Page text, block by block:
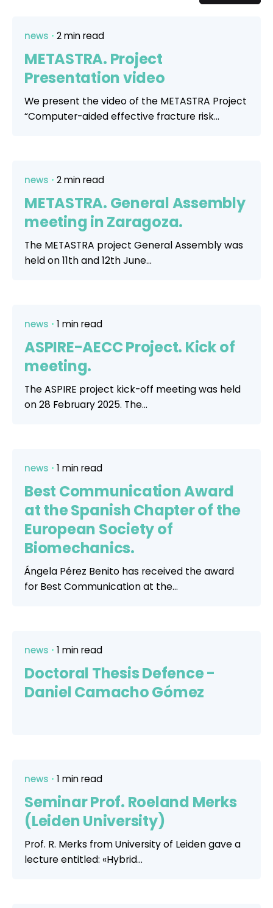
news 2 min read
METASTRA. Project
Presentation video
We present the video of the METASTRA Project
“Computer-aided effective fracture risk...
news 2 min read
METASTRA. General Assembly
meeting in Zaragoza.
The METASTRA project General Assembly was
held on 11th and 12th June...
news 1 min read
ASPIRE-AECC Project. Kick of
meeting.
The ASPIRE project kick-off meeting was held
on 28 February 2025. The...
news 1 min read
Best Communication Award
at the Spanish Chapter of the
European Society of
Biomechanics.
Ángela Pérez Benito has received the award
for Best Communication at the...
news 1 min read
Doctoral Thesis Defence -
Daniel Camacho Gómez
news 1 min read
Seminar Prof. Roeland Merks
(Leiden University)
Prof. R. Merks from University of Leiden gave a
lecture entitled: «Hybrid...